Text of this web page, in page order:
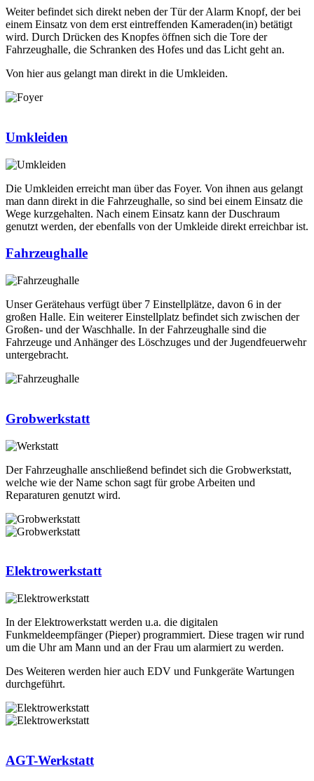
Weiter befindet sich direkt neben der Tür der Alarm Knopf, der bei
einem Einsatz von dem erst eintreffenden Kameraden(in) betätigt
wird. Durch Drücken des Knopfes öffnen sich die Tore der
Fahrzeughalle, die Schranken des Hofes und das Licht geht an.
Von hier aus gelangt man direkt in die Umkleiden.
Umkleiden
Die Umkleiden erreicht man über das Foyer. Von ihnen aus gelangt
man dann direkt in die Fahrzeughalle, so sind bei einem Einsatz die
Wege kurzgehalten. Nach einem Einsatz kann der Duschraum
genutzt werden, der ebenfalls von der Umkleide direkt erreichbar ist.
Fahrzeughalle
Unser Gerätehaus verfügt über 7 Einstellplätze, davon 6 in der
großen Halle. Ein weiterer Einstellplatz befindet sich zwischen der
Großen- und der Waschhalle. In der Fahrzeughalle sind die
Fahrzeuge und Anhänger des Löschzuges und der Jugendfeuerwehr
untergebracht.
Grobwerkstatt
Der Fahrzeughalle anschließend befindet sich die Grobwerkstatt,
welche wie der Name schon sagt für grobe Arbeiten und
Reparaturen genutzt wird.
Elektrowerkstatt
In der Elektrowerkstatt werden u.a. die digitalen
Funkmeldeempfänger (Pieper) programmiert. Diese tragen wir rund
um die Uhr am Mann und an der Frau um alarmiert zu werden.
Des Weiteren werden hier auch EDV und Funkgeräte Wartungen
durchgeführt.
AGT-Werkstatt